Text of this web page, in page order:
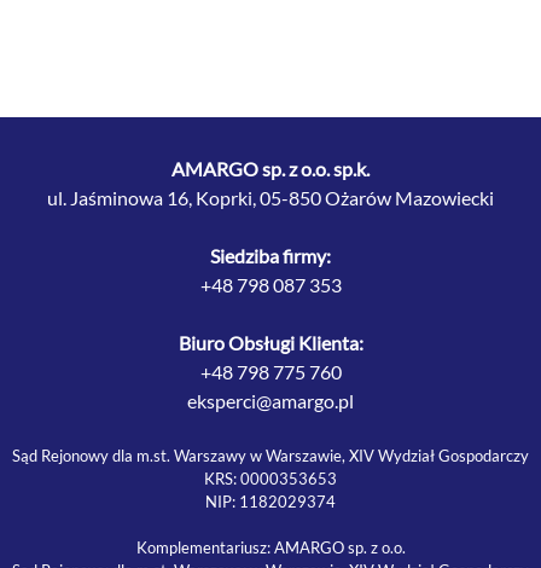
AMARGO sp. z o.o. sp.k.
ul. Jaśminowa 16, Koprki, 05-850 Ożarów Mazowiecki
Siedziba firmy:
+48 798 087 353
Biuro Obsługi Klienta:
+48 798 775 760
eksperci@amargo.pl
Sąd Rejonowy dla m.st. Warszawy w Warszawie, XIV Wydział Gospodarczy
KRS: 0000353653
NIP: 1182029374
Komplementariusz: AMARGO sp. z o.o.